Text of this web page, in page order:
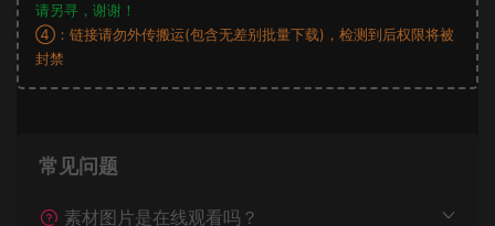
请另寻，谢谢！
④：链接请勿外传搬运(包含无差别批量下载)，检测到后权限将被
封禁
常见问题
素材图片是在线观看吗？